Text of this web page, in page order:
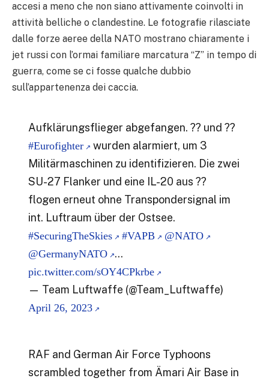
accesi a meno che non siano attivamente coinvolti in
attività belliche o clandestine. Le fotografie rilasciate
dalle forze aeree della NATO mostrano chiaramente i
jet russi con l’ormai familiare marcatura “Z” in tempo di
guerra, come se ci fosse qualche dubbio
sull’appartenenza dei caccia.
Aufklärungsflieger abgefangen. ?? und ??
#Eurofighter
wurden alarmiert, um 3
Militärmaschinen zu identifizieren. Die zwei
SU-27 Flanker und eine IL-20 aus ??
flogen erneut ohne Transpondersignal im
int. Luftraum über der Ostsee.
#SecuringTheSkies #VAPB
@NATO
@GermanyNATO
…
pic.twitter.com/sOY4CPkrbe
— Team Luftwaffe (@Team_Luftwaffe)
April 26, 2023
RAF and German Air Force Typhoons
scrambled together from Ämari Air Base in